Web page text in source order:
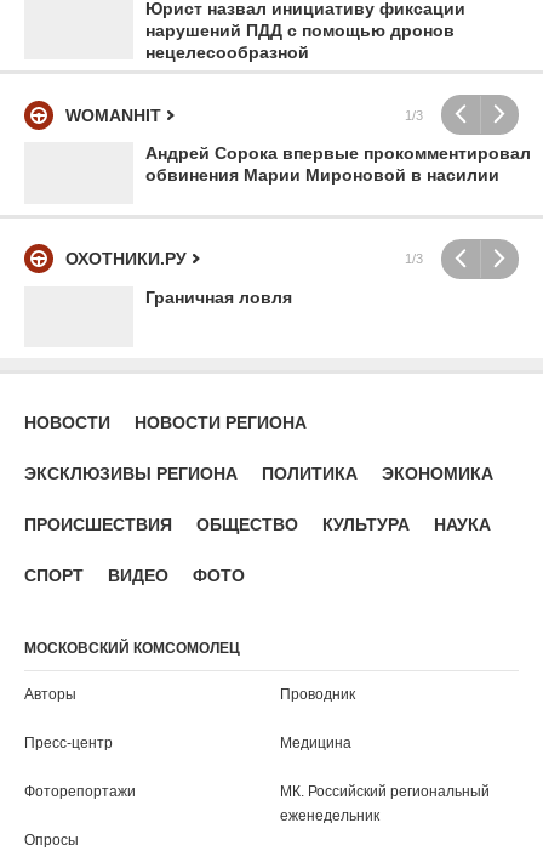
Юрист назвал инициативу фиксации
нарушений ПДД с помощью дронов
нецелесообразной
WOMANHIT 1/3
Андрей Сорока впервые прокомментировал
обвинения Марии Мироновой в насилии
ОХОТНИКИ.РУ 1/3
Граничная ловля
НОВОСТИ НОВОСТИ РЕГИОНА
ЭКСКЛЮЗИВЫ РЕГИОНА ПОЛИТИКА ЭКОНОМИКА
ПРОИСШЕСТВИЯ ОБЩЕСТВО КУЛЬТУРА НАУКА
СПОРТ ВИДЕО ФОТО
МОСКОВСКИЙ КОМСОМОЛЕЦ
Авторы
Пресс-центр
Фоторепортажи
Опросы
Проводник
Медицина
МК. Российский региональный
еженедельник